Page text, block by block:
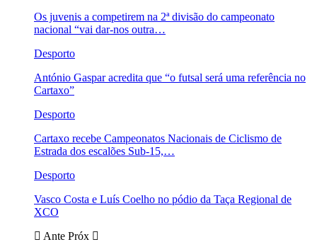
Os juvenis a competirem na 2ª divisão do campeonato
nacional “vai dar-nos outra…
Desporto
António Gaspar acredita que “o futsal será uma referência no
Cartaxo”
Desporto
Cartaxo recebe Campeonatos Nacionais de Ciclismo de
Estrada dos escalões Sub-15,…
Desporto
Vasco Costa e Luís Coelho no pódio da Taça Regional de
XCO
Ante Próx